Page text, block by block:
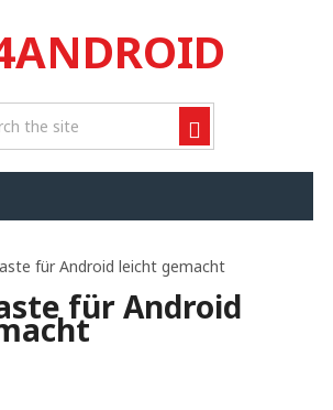
für Android leicht gemacht
für Android